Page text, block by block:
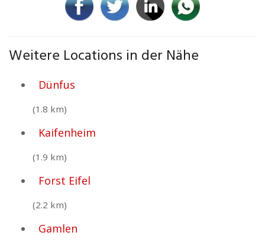
Weitere Locations in der Nähe
Dünfus
(1.8 km)
Kaifenheim
(1.9 km)
Forst Eifel
(2.2 km)
Gamlen